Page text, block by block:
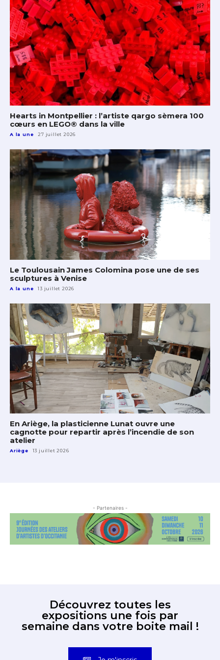
Hearts in Montpellier : l’artiste qargo sèmera 100
cœurs en LEGO® dans la ville
A la une 27 juillet 2026
Le Toulousain James Colomina pose une de ses
sculptures à Venise
A la une 13 juillet 2026
En Ariège, la plasticienne Lunat ouvre une
cagnotte pour repartir après l’incendie de son
atelier
Ariège 13 juillet 2026
- Partenaires -
Découvrez toutes les
expositions une fois par
semaine dans votre boite mail !